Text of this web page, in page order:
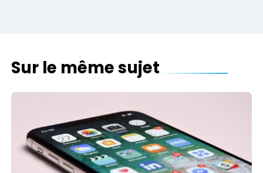
Sur le même sujet